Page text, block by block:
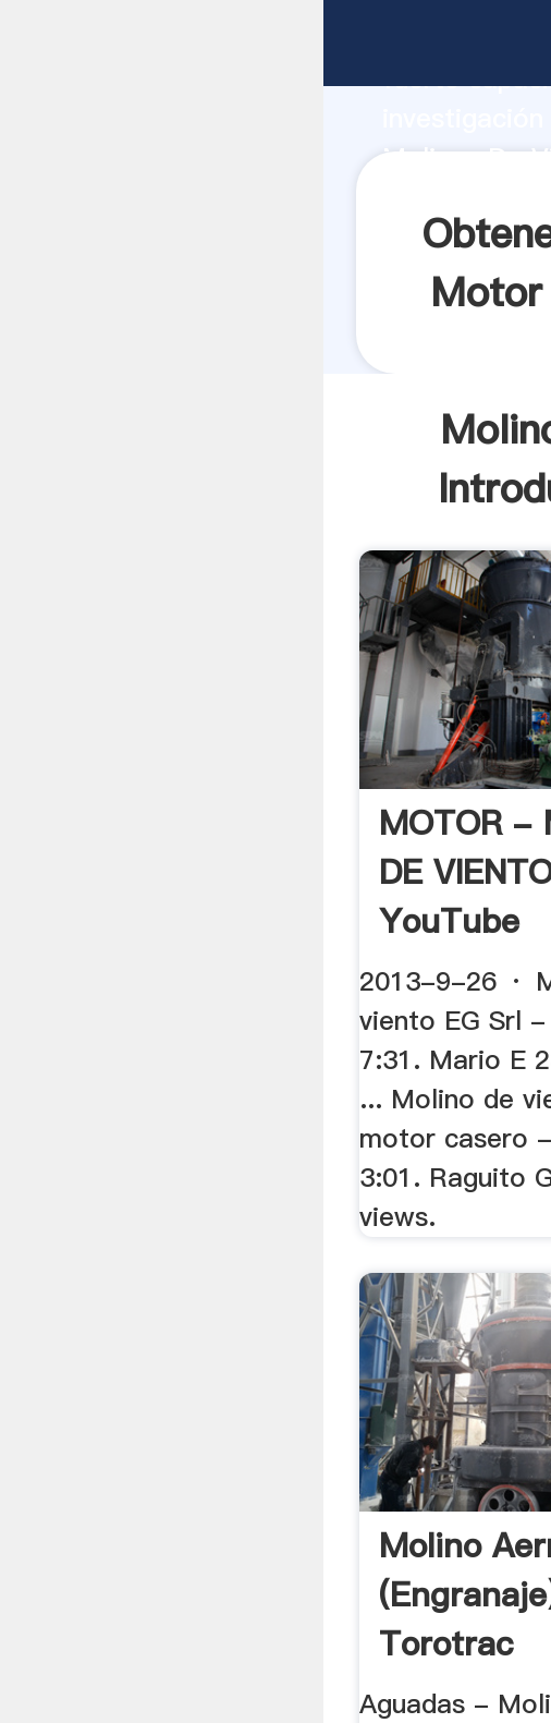
fuerte
Molinos De
MOTOR -
DE
YouTube
2013-9-26 ·
viento EG Srl
7:31. Mario E
... Molino de
motor casero
3:01. Raguito
views.
Molino
Torotrac
Aguadas -